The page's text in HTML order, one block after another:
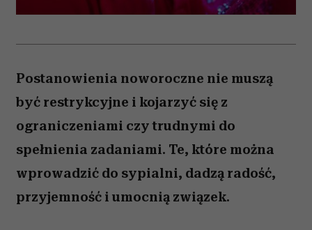
Postanowienia noworoczne nie muszą
być restrykcyjne i kojarzyć się z
ograniczeniami czy trudnymi do
spełnienia zadaniami. Te, które można
wprowadzić do sypialni, dadzą radość,
przyjemność i umocnią związek.